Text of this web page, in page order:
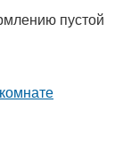
пустой